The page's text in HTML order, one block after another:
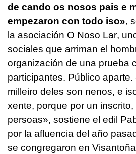
de cando os nosos pais e
empezaron con todo iso»,
la asociación O Noso Lar,
sociales que arriman el
organización de una prueba
participantes. Público aparte.
milleiro deles son nenos, e
xente, porque por un
persoas», sostiene el edil
por la afluencia del año
se congregaron en